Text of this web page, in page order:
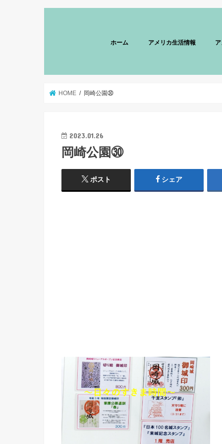
ホーム アメリカ生活情報
HOME 岡崎公園㉚
2023.01.26
岡崎公園㉚
ポスト シェア